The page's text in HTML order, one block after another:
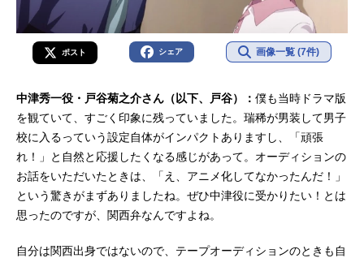
ポスト シェア 画像一覧 (7件)
中津秀一役・戸谷菊之介さん（以下、戸谷）： 僕も当時ドラマ版
を観ていて、すごく印象に残っていました。瑞稀が男装して男子
校に入るっていう設定自体がインパクトありますし、「頑張
れ！」と自然と応援したくなる感じがあって。オーディションの
お話をいただいたときは、「え、アニメ化してなかったんだ！」
という驚きがまずありましたね。ぜひ中津役に受かりたい！とは
思ったのですが、関西弁なんですよね。
自分は関西出身ではないので、テープオーディションのときも自